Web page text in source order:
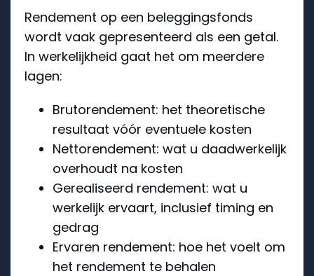
Rendement op een beleggingsfonds
wordt vaak gepresenteerd als een getal.
In werkelijkheid gaat het om meerdere
lagen:
Brutorendement: het theoretische
resultaat vóór eventuele kosten
Nettorendement: wat u daadwerkelijk
overhoudt na kosten
Gerealiseerd rendement: wat u
werkelijk ervaart, inclusief timing en
gedrag
Ervaren rendement: hoe het voelt om
het rendement te behalen